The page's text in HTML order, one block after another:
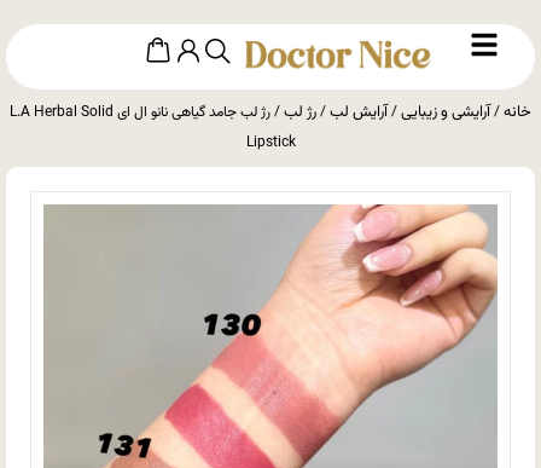
خانه/آرایشی و زیبایی/آرایش لب/رژ لب
/ رژ لب جامد گیاهی نانو ال ای L.A Herbal Solid
Lipstick